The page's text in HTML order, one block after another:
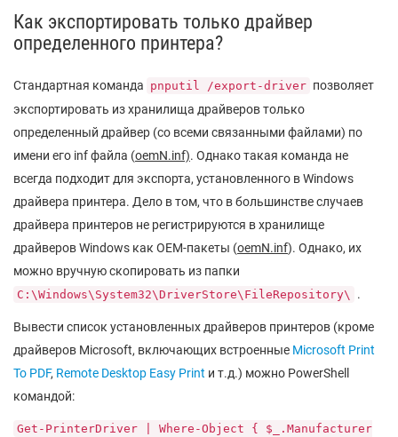
Как экспортировать только драйвер
определенного принтера?
Стандартная команда pnputil /export-driver позволяет
экспортировать из хранилища драйверов только
определенный драйвер (со всеми связанными файлами) по
имени его inf файла (oemN.inf). Однако такая команда не
всегда подходит для экспорта, установленного в Windows
драйвера принтера. Дело в том, что в большинстве случаев
драйвера принтеров не регистрируются в хранилище
драйверов Windows как OEM-пакеты (oemN.inf). Однако, их
можно вручную скопировать из папки
C:\Windows\System32\DriverStore\FileRepository\ .
Вывести список установленных драйверов принтеров (кроме
драйверов Microsoft, включающих встроенные Microsoft Print
To PDF, Remote Desktop Easy Print и т.д.) можно PowerShell
командой:
Get-PrinterDriver | Where-Object { $_.Manufacturer